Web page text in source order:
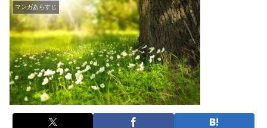
マンガあらすじ